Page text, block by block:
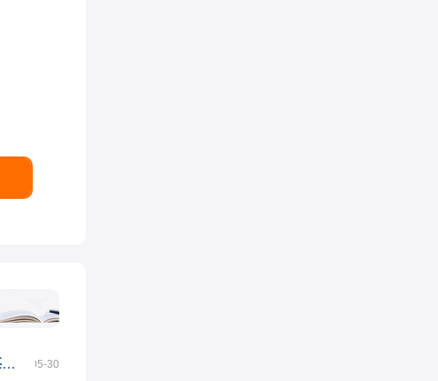
不花钱也能富——微变传奇网站散人玩家每日元宝任务全解析 05-30